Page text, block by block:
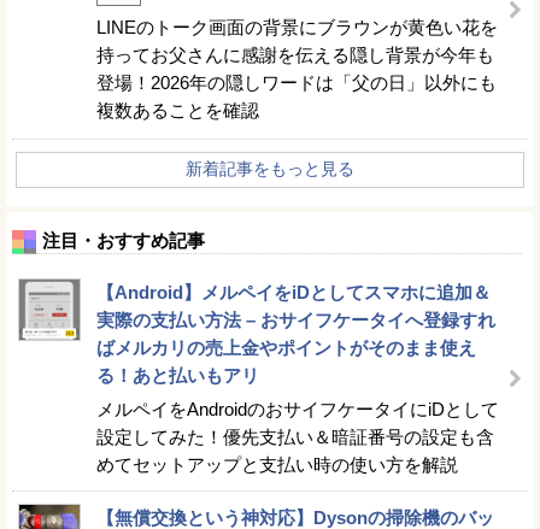
LINEのトーク画面の背景にブラウンが黄色い花を
持ってお父さんに感謝を伝える隠し背景が今年も
登場！2026年の隠しワードは「父の日」以外にも
複数あることを確認
新着記事をもっと見る
注目・おすすめ記事
【Android】メルペイをiDとしてスマホに追加＆
実際の支払い方法 – おサイフケータイへ登録すれ
ばメルカリの売上金やポイントがそのまま使え
る！あと払いもアリ
メルペイをAndroidのおサイフケータイにiDとして
設定してみた！優先支払い＆暗証番号の設定も含
めてセットアップと支払い時の使い方を解説
【無償交換という神対応】Dysonの掃除機のバッ